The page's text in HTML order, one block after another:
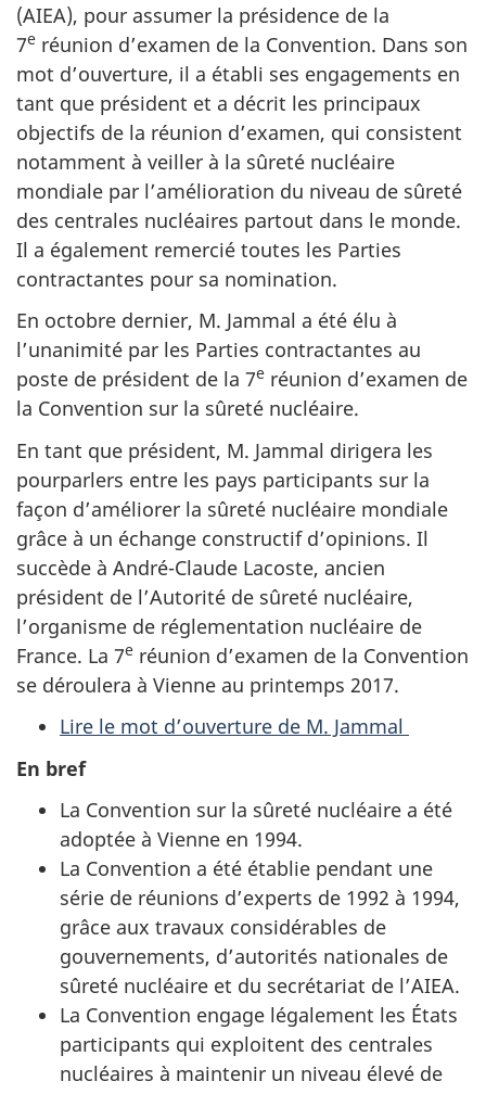
(AIEA), pour assumer la présidence de la
7e réunion d’examen de la Convention. Dans son
mot d’ouverture, il a établi ses engagements en
tant que président et a décrit les principaux
objectifs de la réunion d’examen, qui consistent
notamment à veiller à la sûreté nucléaire
mondiale par l’amélioration du niveau de sûreté
des centrales nucléaires partout dans le monde.
Il a également remercié toutes les Parties
contractantes pour sa nomination.
En octobre dernier, M. Jammal a été élu à
l’unanimité par les Parties contractantes au
poste de président de la 7e réunion d’examen de
la Convention sur la sûreté nucléaire.
En tant que président, M. Jammal dirigera les
pourparlers entre les pays participants sur la
façon d’améliorer la sûreté nucléaire mondiale
grâce à un échange constructif d’opinions. Il
succède à André-Claude Lacoste, ancien
président de l’Autorité de sûreté nucléaire,
l’organisme de réglementation nucléaire de
France. La 7e réunion d’examen de la Convention
se déroulera à Vienne au printemps 2017.
Lire le mot d’ouverture de M. Jammal
En bref
La Convention sur la sûreté nucléaire a été
adoptée à Vienne en 1994.
La Convention a été établie pendant une
série de réunions d’experts de 1992 à 1994,
grâce aux travaux considérables de
gouvernements, d’autorités nationales de
sûreté nucléaire et du secrétariat de l’AIEA.
La Convention engage légalement les États
participants qui exploitent des centrales
nucléaires à maintenir un niveau élevé de